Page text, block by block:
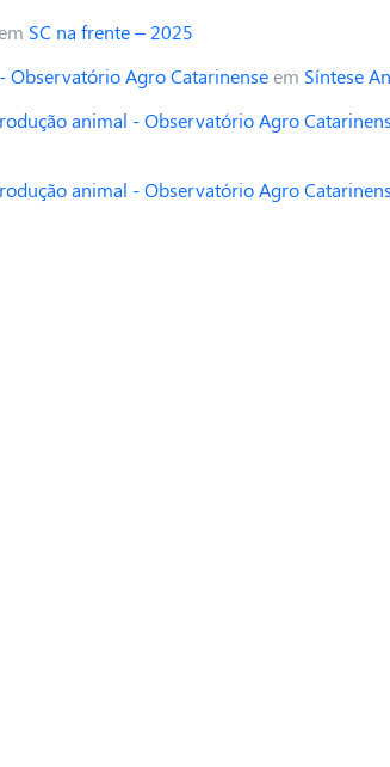
SC na frente – 2025
Observatório Agro Catarinenseem Síntese
animal - Observatório Agro
animal - Observatório Agro